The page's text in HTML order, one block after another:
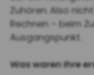
Zuhören. Also
Rechnen – beim
Ausgangspunkt.
Was waren Ihre